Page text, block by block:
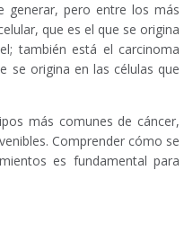
generar, pero entre los más
que es el que se origina
también está el carcinoma
se origina en las células que
más comunes de cáncer,
Comprender cómo se
es fundamental para